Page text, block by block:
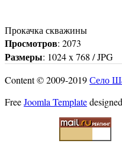
Прокачка скважины
Просмотров: 2073
Размеры: 1024 x 768 / JPG
Content © 2009-2019Село
FreeJoomla Template